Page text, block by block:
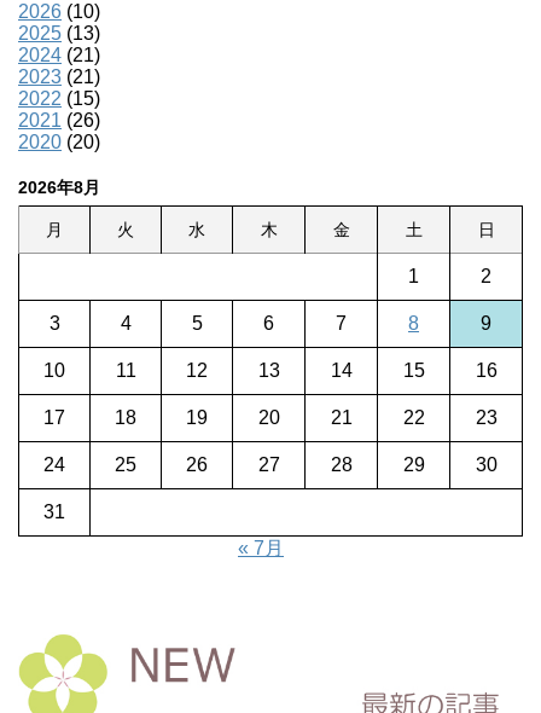
2026 (10)
2025 (13)
2024 (21)
2023 (21)
2022 (15)
2021 (26)
2020 (20)
2026年8月
月 火 水 木 金 土 日
1 2
3 4 5 6 7 8 9
10 11 12 13 14 15 16
17 18 19 20 21 22 23
24 25 26 27 28 29 30
31
« 7月